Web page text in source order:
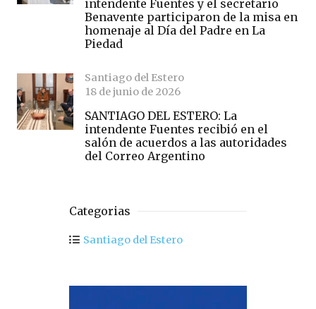
intendente Fuentes y el secretario
Benavente participaron de la misa en
homenaje al Día del Padre en La
Piedad
Santiago del Estero
18 de junio de 2026
SANTIAGO DEL ESTERO: La
intendente Fuentes recibió en el
salón de acuerdos a las autoridades
del Correo Argentino
Categorias
Santiago del Estero